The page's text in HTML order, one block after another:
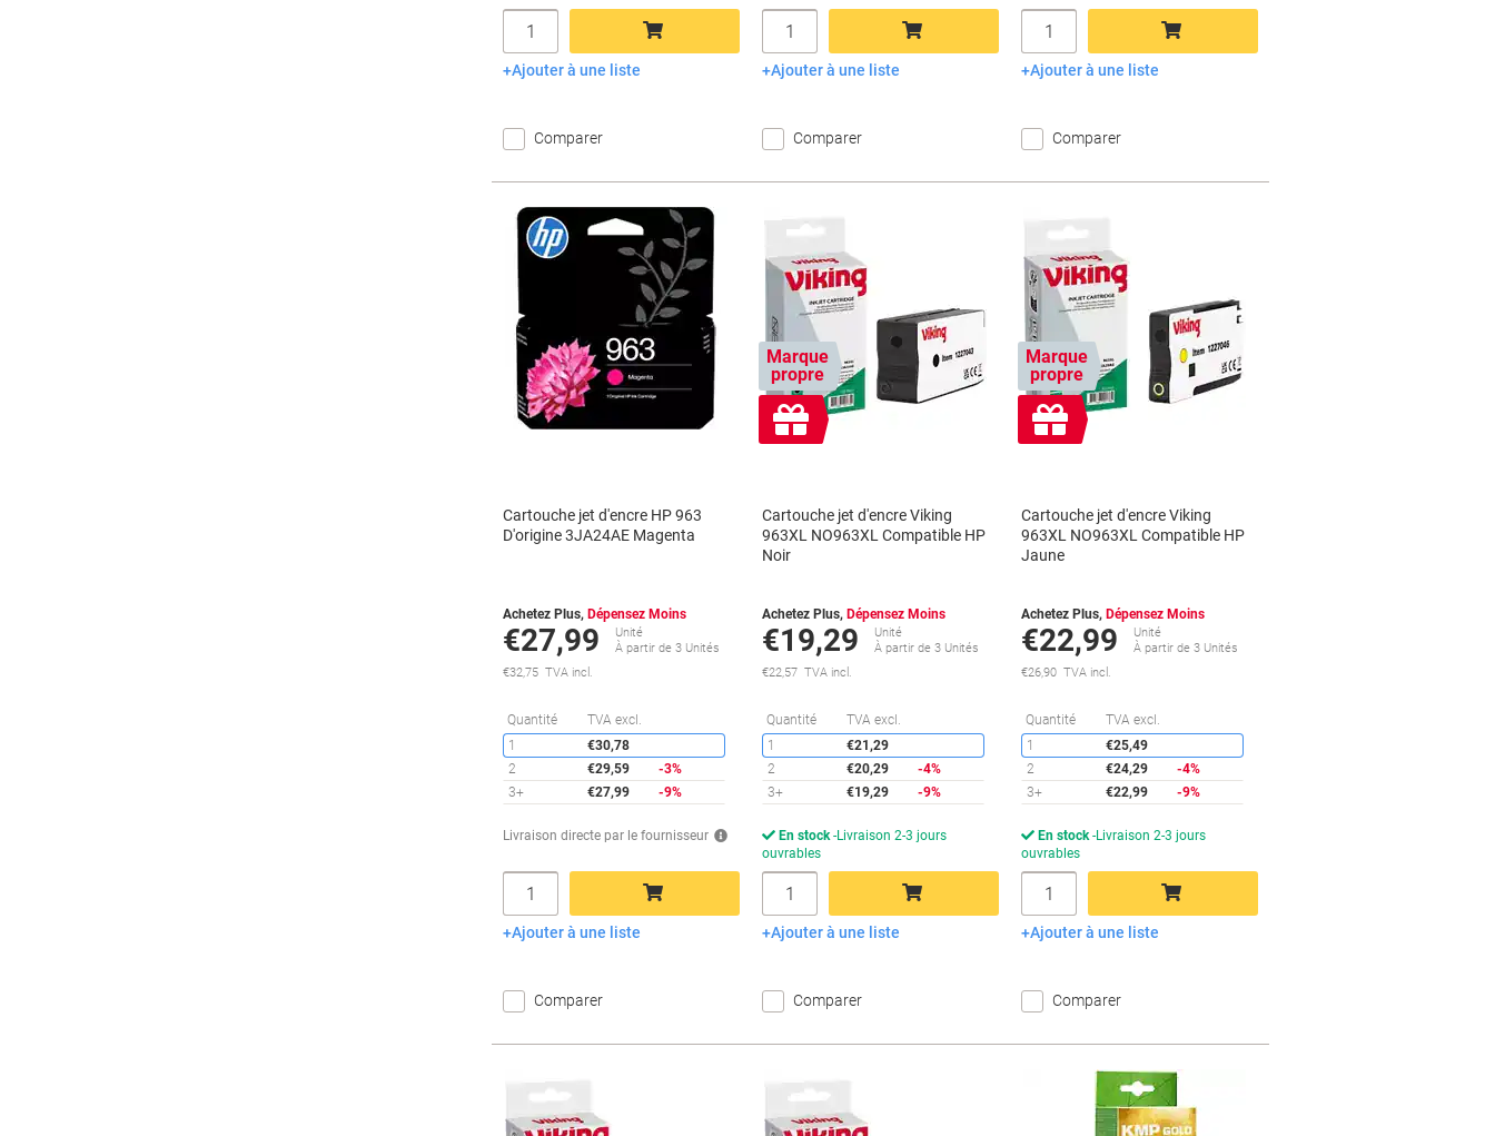
Quantité
Ajouter au panier
Ajouter à une liste
Comparer
Quantité
Ajouter au panier
Ajouter à une liste
Comparer
Quantité
Ajouter au panier
Ajouter à une liste
Comparer
Cartouche jet d'encre HP 963
D'origine 3JA24AE Magenta
Achetez Plus, Dépensez Moins
€27,99
Unité
À partir de 3 Unités
€32,75 TVA incl.
Quantité TVA excl.
Économies
1
€30,78
2
€29,59
-3%
3+
€27,99 -9%
Livraison directe par le fournisseur
Quantité
Ajouter au panier
Ajouter à une liste
Comparer
Marque
propre
Cadeau
gratuit
Cartouche jet d'encre Viking
963XL NO963XL Compatible HP
Noir
Achetez Plus, Dépensez Moins
€19,29
Unité
À partir de 3 Unités
€22,57 TVA incl.
Quantité TVA excl.
Économies
1
€21,29
2
€20,29
-4%
3+
€19,29 -9%
En stock Livraison 2-3 jours
ouvrables
Quantité
Ajouter au panier
Ajouter à une liste
Comparer
Marque
propre
Cadeau
gratuit
Cartouche jet d'encre Viking
963XL NO963XL Compatible HP
Jaune
Achetez Plus, Dépensez Moins
€22,99
Unité
À partir de 3 Unités
€26,90 TVA incl.
Quantité TVA excl.
1
€25,49
2
€24,29
-4%
3+
€22,99 -9%
En stock Livraison 2-3 jours
ouvrables
Quantité
Ajouter au panier
Ajouter à une liste
Comparer